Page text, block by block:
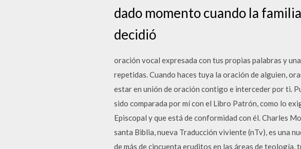
dado momento cuando la
decidió
oración vocal expresada con tus propias palabras y
repetidas. Cuando haces tuya la oración de alguien,
estar en unión de oración contigo e interceder por ti.
sido comparada por mí con el Libro Patrón, como lo
Episcopal y que está de conformidad con él. Charles
santa Biblia, nueva Traducción viviente (nTv), es una
de más de cincuenta eruditos en las áreas de